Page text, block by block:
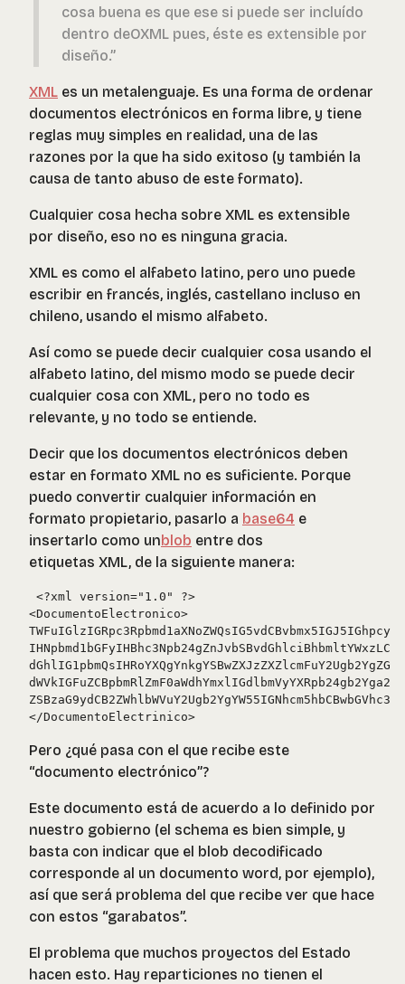
cosa buena es que ese si puede ser incluído
dentro deOXML pues, éste es extensible por
diseño.”
XML es un metalenguaje. Es una forma de ordenar
documentos electrónicos en forma libre, y tiene
reglas muy simples en realidad, una de las
razones por la que ha sido exitoso (y también la
causa de tanto abuso de este formato).
Cualquier cosa hecha sobre XML es extensible
por diseño, eso no es ninguna gracia.
XML es como el alfabeto latino, pero uno puede
escribir en francés, inglés, castellano incluso en
chileno, usando el mismo alfabeto.
Así como se puede decir cualquier cosa usando el
alfabeto latino, del mismo modo se puede decir
cualquier cosa con XML, pero no todo es
relevante, y no todo se entiende.
Decir que los documentos electrónicos deben
estar en formato XML no es suficiente. Porque
puedo convertir cualquier información en
formato propietario, pasarlo a base64 e
insertarlo como unblob entre dos
etiquetas XML, de la siguiente manera:
<?xml version="1.0" ?>
<DocumentoElectronico>
Pero ¿qué pasa con el que recibe este
“documento electrónico”?
Este documento está de acuerdo a lo definido por
nuestro gobierno (el schema es bien simple, y
basta con indicar que el blob decodificado
corresponde al un documento word, por ejemplo),
así que será problema del que recibe ver que hace
con estos “garabatos”.
El problema que muchos proyectos del Estado
hacen esto. Hay reparticiones no tienen el